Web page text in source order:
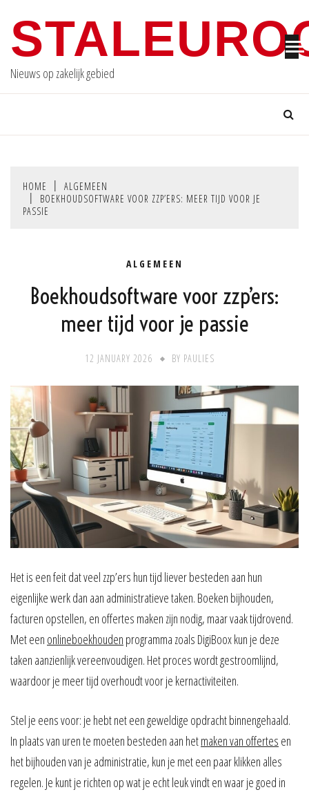
content
Nieuws op zakelijk gebied
HOME
ALGEMEEN
BOEKHOUDSOFTWARE VOOR ZZP’ERS: MEER TIJD VOOR JE
PASSIE
ALGEMEEN
Boekhoudsoftware voor zzp’ers:
meer tijd voor je passie
12 JANUARY 2026 BY PAULIES
Het is een feit dat veel zzp’ers hun tijd liever besteden aan hun
eigenlijke werk dan aan administratieve taken. Boeken bijhouden,
facturen opstellen, en offertes maken zijn nodig, maar vaak tijdrovend.
Met een onlineboekhouden programma zoals DigiBoox kun je deze
taken aanzienlijk vereenvoudigen. Het proces wordt gestroomlijnd,
waardoor je meer tijd overhoudt voor je kernactiviteiten.
Stel je eens voor: je hebt net een geweldige opdracht binnengehaald.
In plaats van uren te moeten besteden aan hetmaken van offertes en
het bijhouden van je administratie, kun je met een paar klikken alles
regelen. Je kunt je richten op wat je echt leuk vindt en waar je goed in